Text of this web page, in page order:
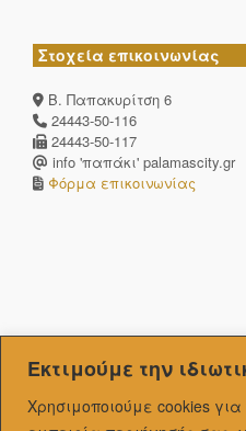
Εκτιμούμε την
Χρησιμοποιούμε cookies
Στοχεία επικοινωνίας
Β. Παπακυρίτση 6
24443-50-116
24443-50-117
info 'παπάκι' palamascity.gr
Φόρμα επικοινωνίας